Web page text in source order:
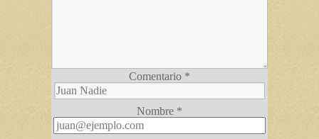
Comentario *
Nombre *